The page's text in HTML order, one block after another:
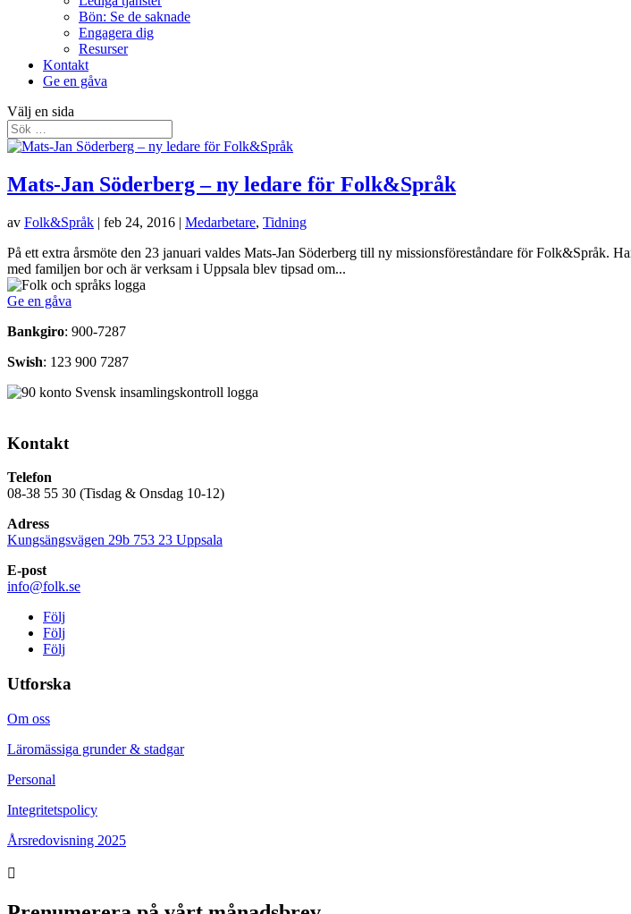
Bön: Se de saknade
Engagera dig
Resurser
Kontakt
Ge en gåva
Välj en sida
Mats-Jan Söderberg – ny ledare för Folk&Språk
av Folk&Språk | feb 24, 2016 | Medarbetare, Tidning
På ett extra årsmöte den 23 januari valdes Mats-Jan Söderberg till ny missionsföreståndare för Folk&Språk.
med familjen bor och är verksam i Uppsala blev tipsad om...
Ge en gåva
Bankgiro: 900-7287
Swish: 123 900 7287
Kontakt
Telefon
08-38 55 30 (Tisdag & Onsdag 10-12)
Adress
Kungsängsvägen 29b 753 23 Uppsala
E-post
info@folk.se
Följ
Följ
Följ
Utforska
Om oss
Läromässiga grunder & stadgar
Personal
Integritetspolicy
Årsredovisning 2025
